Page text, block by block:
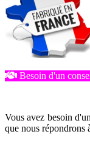
Besoin d'un
Vous avez besoin
que nous répondrons